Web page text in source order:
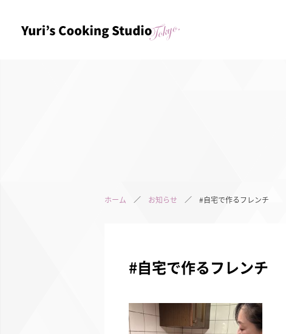
ホーム ／ お知らせ ／ #自宅で作るフレンチ
#自宅で作るフレンチ